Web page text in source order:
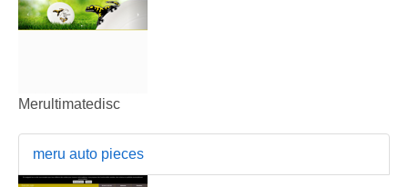
Merultimatedisc
meru auto pieces